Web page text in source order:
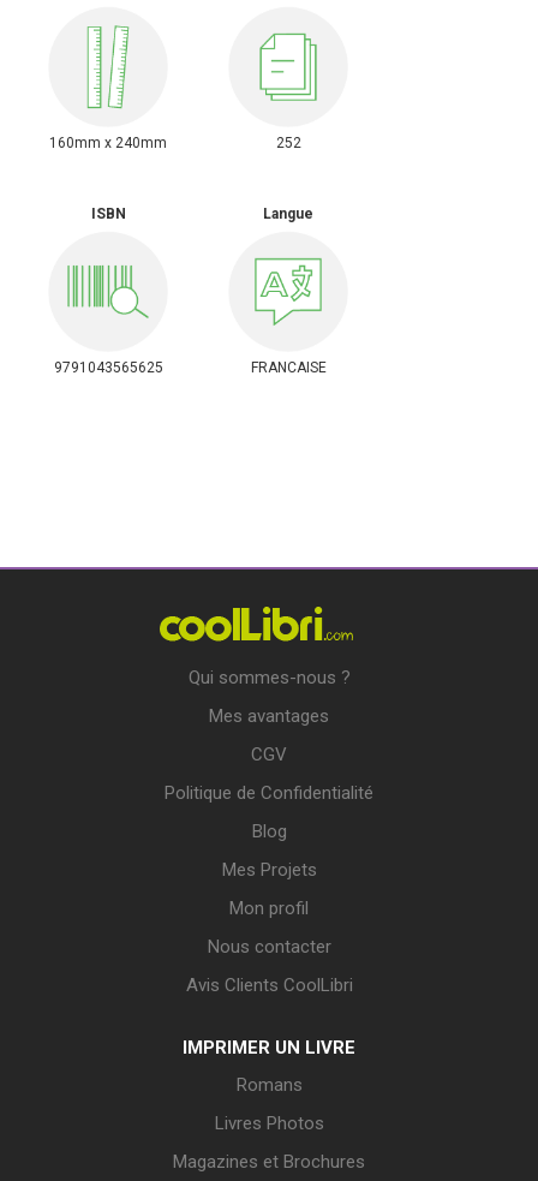
160mm x 240mm 252
ISBN
9791043565625
Langue
FRANCAISE
Qui sommes-nous ?
Mes avantages
CGV
Politique de Confidentialité
Blog
Mes Projets
Mon profil
Nous contacter
Avis Clients CoolLibri
IMPRIMER UN LIVRE
Romans
Livres Photos
Magazines et Brochures